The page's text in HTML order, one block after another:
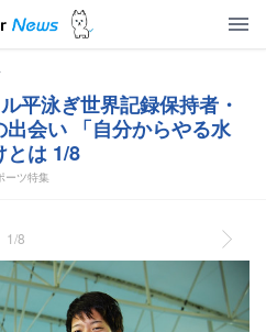
平泳ぎ世界記録保持者・
会い 「自分からやる水
とは 1/8
ーツ特集
1/8